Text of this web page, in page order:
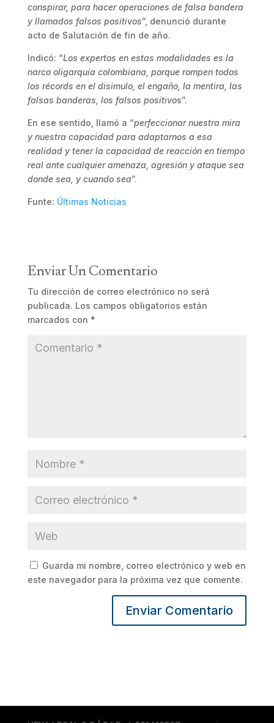
conspirar, para hacer operaciones de falsa bandera
y llamados falsos positivos”, denunció durante
acto de Salutación de fin de año.
Indicó: “Los expertos en estas modalidades es la
narco oligarquía colombiana, porque rompen todos
los récords en el disimulo, el engaño, la mentira, las
falsas banderas, los falsos positivos”.
En ese sentido, llamó a “perfeccionar nuestra mira
y nuestra capacidad para adaptarnos a esa
realidad y tener la capacidad de reacción en tiempo
real ante cualquier amenaza, agresión y ataque sea
donde sea, y cuando sea”.
Funte: Últimas Noticias
Enviar Un Comentario
Tu dirección de correo electrónico no será
publicada. Los campos obligatorios están
marcados con *
Guarda mi nombre, correo electrónico y web en
este navegador para la próxima vez que comente.